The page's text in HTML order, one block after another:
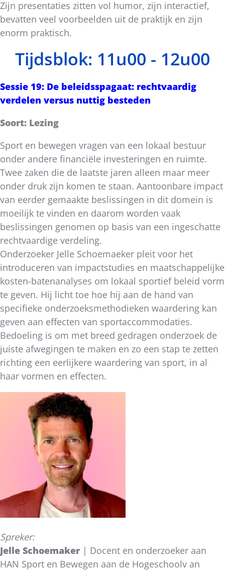
Zijn presentaties zitten vol humor, zijn interactief,
bevatten veel voorbeelden uit de praktijk en zijn
enorm praktisch.
Tijdsblok: 11u00 - 12u00
Sessie 19: De beleidsspagaat: rechtvaardig
verdelen versus nuttig besteden
Soort: Lezing
Sport en bewegen vragen van een lokaal bestuur
onder andere financiële investeringen en ruimte.
Twee zaken die de laatste jaren alleen maar meer
onder druk zijn komen te staan. Aantoonbare impact
van eerder gemaakte beslissingen in dit domein is
moeilijk te vinden en daarom worden vaak
beslissingen genomen op basis van een ingeschatte
rechtvaardige verdeling.
Onderzoeker Jelle Schoemaeker pleit voor het
introduceren van impactstudies en maatschappelijke
kosten-batenanalyses om lokaal sportief beleid vorm
te geven. Hij licht toe hoe hij aan de hand van
specifieke onderzoeksmethodieken waardering kan
geven aan effecten van sportaccommodaties.
Bedoeling is om met breed gedragen onderzoek de
juiste afwegingen te maken en zo een stap te zetten
richting een eerlijkere waardering van sport, in al
haar vormen en effecten.
Spreker:
Jelle Schoemaker | Docent en onderzoeker aan
HAN Sport en Bewegen aan de Hogeschoolv an